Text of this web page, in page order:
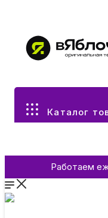
Каталог
Работаем
Все разделы